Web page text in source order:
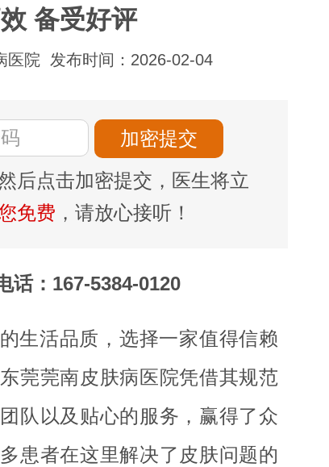
备受好评
医院 发布时间：2026-02-04
后点击加密提交，医生将立
免费 ，请放心接听！
话：167-5384-0120
生活品质，选择一家值得信赖
莞莞南皮肤病医院凭借其规范
队以及贴心的服务，赢得了众
患者在这里解决了皮肤问题的